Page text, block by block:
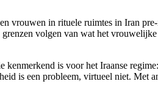
vrouwen in rituele ruimtes in Iran
volgen van wat het
kenmerkend is voor het Iraanse
is een probleem, virtueel niet. Met